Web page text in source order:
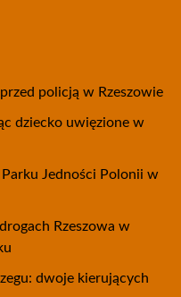
policją w Rzeszowie
dziecko uwięzione w
Jedności Polonii w
Rzeszowa w
dwoje kierujących